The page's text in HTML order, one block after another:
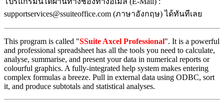
supportservices@ssuiteoffice.com (ภาษาอังกฤษ) ได้ทันทีเลย
This program is called "SSuite Axcel Professional". It is a powerful
and professional spreadsheet has all the tools you need to calculate,
analyse, summarise, and present your data in numerical reports or
colourful graphics. A fully-integrated help system makes entering
complex formulas a breeze. Pull in external data using ODBC, sort
it, and produce subtotals and statistical analyses.